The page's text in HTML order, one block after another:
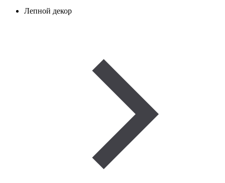
Лепной декор